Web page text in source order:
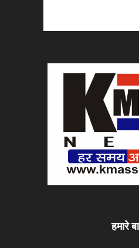
हमारे